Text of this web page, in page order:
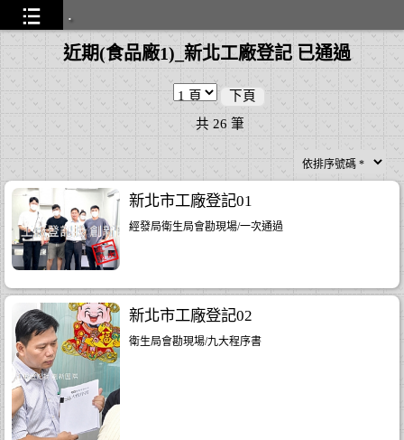
.
近期(食品廠1)_新北工廠登記 已通過
下頁
共 26 筆
新北市工廠登記01
經發局衛生局會勘現場/一次通過
新北市工廠登記02
衛生局會勘現場/九大程序書